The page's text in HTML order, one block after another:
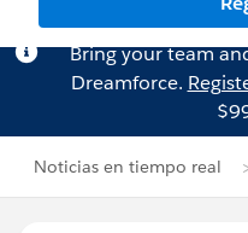
Bring your team
Dreamforce.
Noticias en tiempo real